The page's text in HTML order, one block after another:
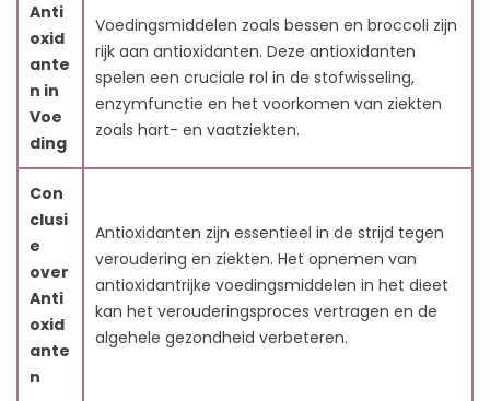
Anti
oxid
ante
n in
Voe
ding
Voedingsmiddelen zoals bessen en broccoli zijn
rijk aan antioxidanten. Deze antioxidanten
spelen een cruciale rol in de stofwisseling,
enzymfunctie en het voorkomen van ziekten
zoals hart- en vaatziekten.
Con
clusi
e
over
Anti
oxid
ante
n
Antioxidanten zijn essentieel in de strijd tegen
veroudering en ziekten. Het opnemen van
antioxidantrijke voedingsmiddelen in het dieet
kan het verouderingsproces vertragen en de
algehele gezondheid verbeteren.